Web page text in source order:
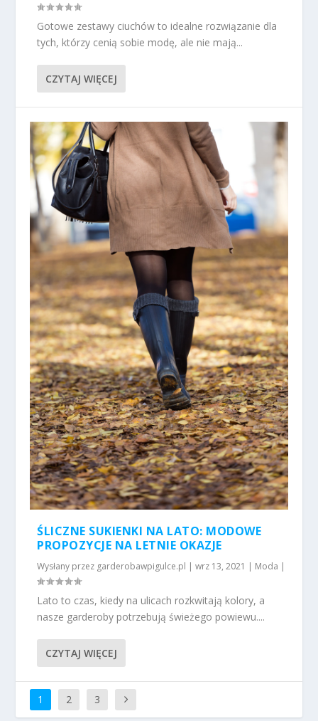
Gotowe zestawy ciuchów to idealne rozwiązanie dla
tych, którzy cenią sobie modę, ale nie mają...
CZYTAJ WIĘCEJ
ŚLICZNE SUKIENKI NA LATO: MODOWE
PROPOZYCJE NA LETNIE OKAZJE
Wysłany przez garderobawpigulce.pl |wrz 13, 2021 | Moda |
Lato to czas, kiedy na ulicach rozkwitają kolory, a
nasze garderoby potrzebują świeżego powiewu....
CZYTAJ WIĘCEJ
1 2 3